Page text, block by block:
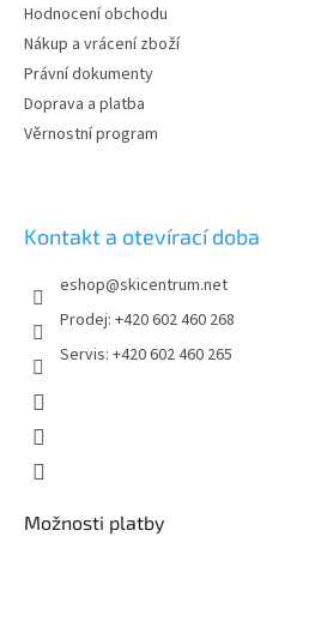
Hodnocení obchodu
Nákup a vrácení zboží
Právní dokumenty
Doprava a platba
Věrnostní program
Kontakt a otevírací doba
eshop@skicentrum.net
Prodej: +420 602 460 268
Servis: +420 602 460 265
Možnosti platby